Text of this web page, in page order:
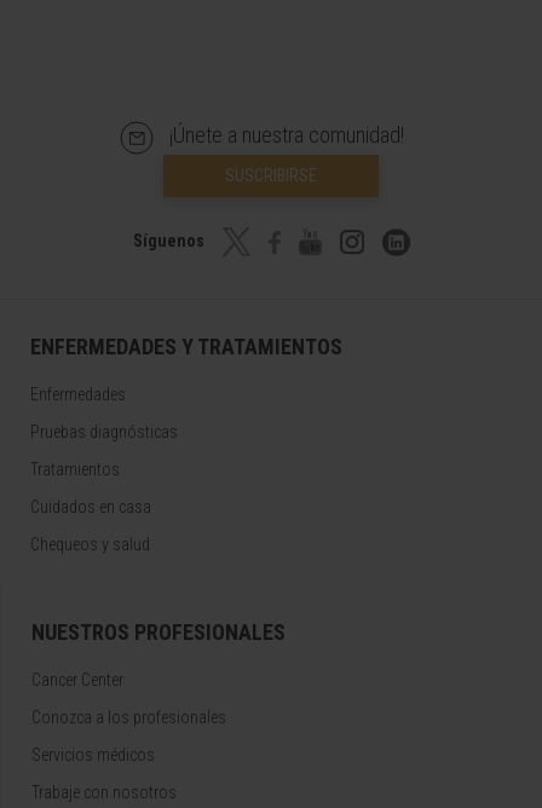
¡Únete a nuestra comunidad!
SUSCRIBIRSE
Síguenos
ENFERMEDADES Y TRATAMIENTOS
Enfermedades
Pruebas diagnósticas
Tratamientos
Cuidados en casa
Chequeos y salud
NUESTROS PROFESIONALES
Cancer Center
Conozca a los profesionales
Servicios médicos
Trabaje con nosotros